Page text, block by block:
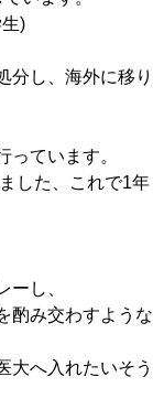
)
分し、海外に移り
っています。
した、これで1年
ーし、
酌み交わすような
大へ入れたいそう